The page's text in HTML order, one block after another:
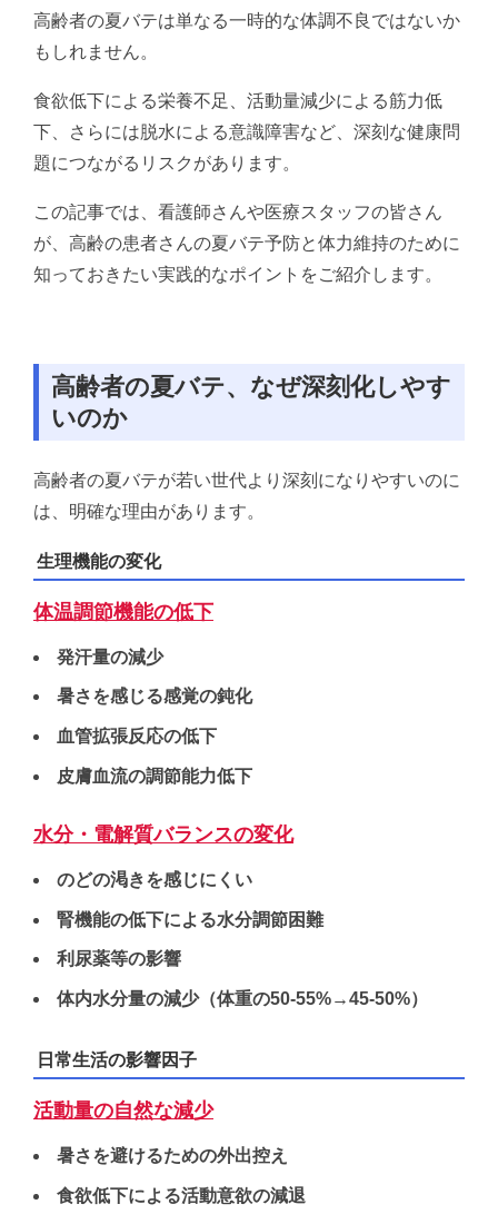
高齢者の夏バテは単なる一時的な体調不良ではないか
もしれません。
食欲低下による栄養不足、活動量減少による筋力低
下、さらには脱水による意識障害など、深刻な健康問
題につながるリスクがあります。
この記事では、看護師さんや医療スタッフの皆さん
が、高齢の患者さんの夏バテ予防と体力維持のために
知っておきたい実践的なポイントをご紹介します。
高齢者の夏バテ、なぜ深刻化しやす
いのか
高齢者の夏バテが若い世代より深刻になりやすいのに
は、明確な理由があります。
生理機能の変化
体温調節機能の低下
発汗量の減少
暑さを感じる感覚の鈍化
血管拡張反応の低下
皮膚血流の調節能力低下
水分・電解質バランスの変化
のどの渇きを感じにくい
腎機能の低下による水分調節困難
利尿薬等の影響
体内水分量の減少（体重の50-55%→45-50%）
日常生活の影響因子
活動量の自然な減少
暑さを避けるための外出控え
食欲低下による活動意欲の減退